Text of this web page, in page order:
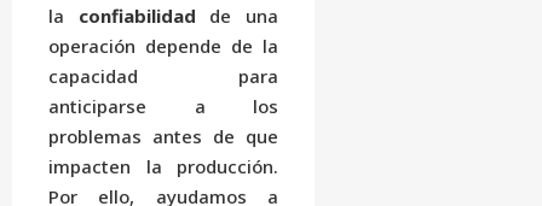
la confiabilidad de una
operación depende de la
capacidad para
anticiparse a los
problemas antes de que
impacten la producción.
Por ello, ayudamos a